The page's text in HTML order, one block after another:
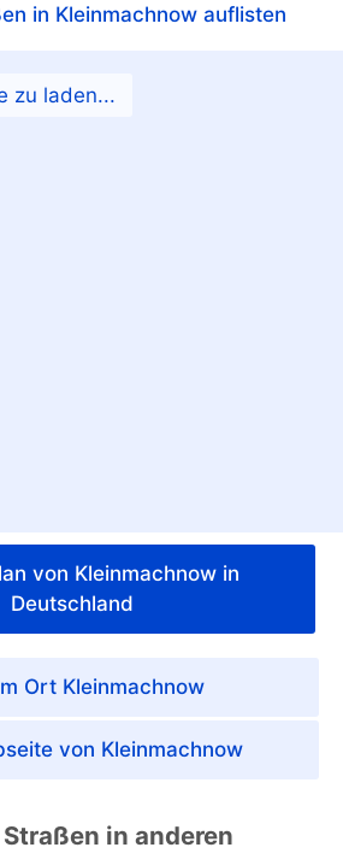
in Kleinmachnow auflisten
von Kleinmachnow in
Deutschland
Ort Kleinmachnow
von Kleinmachnow
in anderen